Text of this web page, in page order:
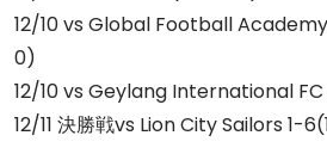
12/10 vs Global Football
0)
12/10 vs Geylang International
12/11 決勝戦vs Lion City Sailors 1-